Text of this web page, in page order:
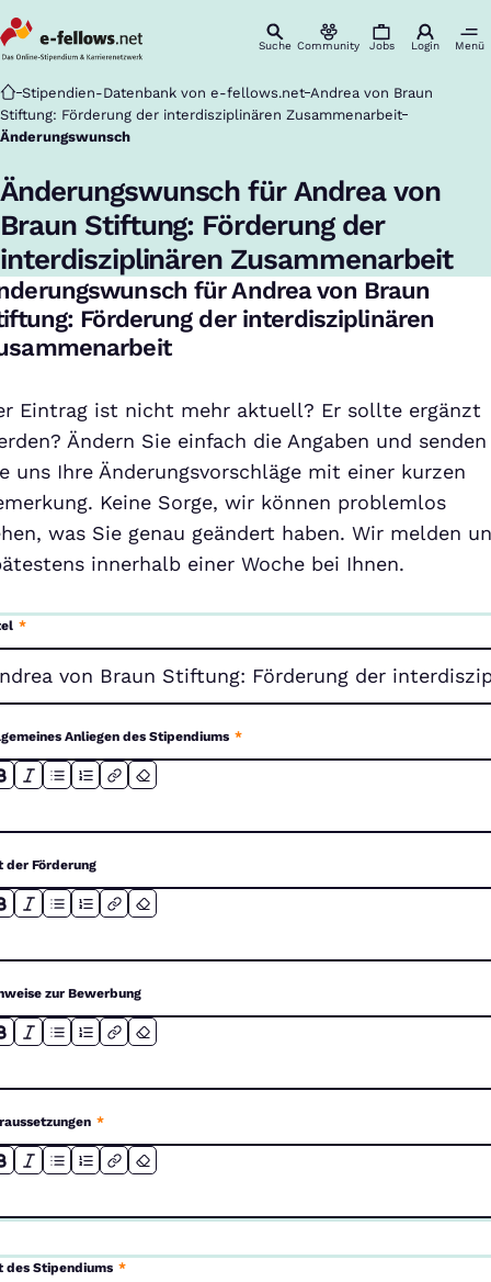
Suche Community Jobs Login Menü
Startseite
Stipendien-Datenbank von e-fellows.net Andrea von Braun
Stiftung: Förderung der interdisziplinären Zusammenarbeit
Änderungswunsch
Änderungswunsch für Andrea von
Braun Stiftung: Förderung der
interdisziplinären Zusammenarbeit
für Andrea von Braun
Förderung der interdisziplinären
Eintrag ist nicht mehr aktuell? Er sollte ergänzt
Ändern Sie einfach die Angaben und senden
uns Ihre Änderungsvorschläge mit einer kurzen
Keine Sorge, wir können problemlos
was Sie genau geändert haben. Wir melden
innerhalb einer Woche bei Ihnen.
*
Anliegen des Stipendiums *
der Förderung
zur Bewerbung
*
des Stipendiums *